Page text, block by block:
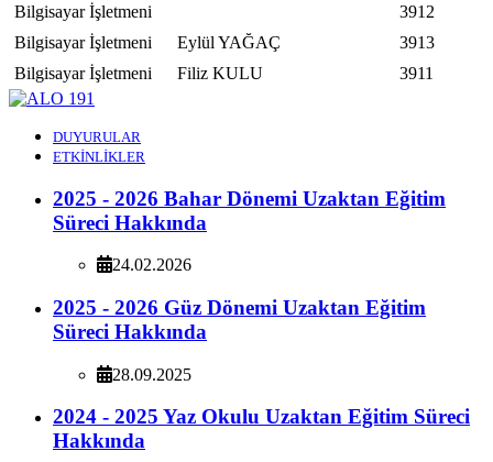
Bilgisayar İşletmeni
3912
Bilgisayar İşletmeni
Eylül YAĞAÇ
3913
Bilgisayar İşletmeni
Filiz KULU 3911
DUYURULAR
ETKİNLİKLER
2025 - 2026 Bahar Dönemi Uzaktan Eğitim
Süreci Hakkında
24.02.2026
2025 - 2026 Güz Dönemi Uzaktan Eğitim
Süreci Hakkında
28.09.2025
2024 - 2025 Yaz Okulu Uzaktan Eğitim Süreci
Hakkında